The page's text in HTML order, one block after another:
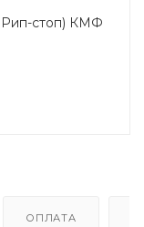
Рип-стоп) КМФ
ОПЛАТА